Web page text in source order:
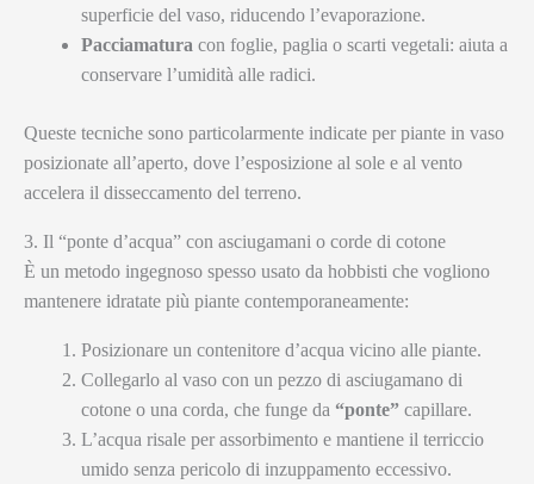
superficie del vaso, riducendo l’evaporazione.
Pacciamatura con foglie, paglia o scarti vegetali: aiuta a
conservare l’umidità alle radici.
Queste tecniche sono particolarmente indicate per piante in vaso
posizionate all’aperto, dove l’esposizione al sole e al vento
accelera il disseccamento del terreno.
3. Il “ponte d’acqua” con asciugamani o corde di cotone
È un metodo ingegnoso spesso usato da hobbisti che vogliono
mantenere idratate più piante contemporaneamente:
Posizionare un contenitore d’acqua vicino alle piante.
Collegarlo al vaso con un pezzo di asciugamano di
cotone o una corda, che funge da “ponte” capillare.
L’acqua risale per assorbimento e mantiene il terriccio
umido senza pericolo di inzuppamento eccessivo.